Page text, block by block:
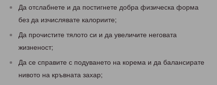
Да отслабнете и да постигнете добра физическа форма
без да изчислявате калориите;
Да прочистите тялото си и да увеличите неговата
жизненост;
Да се справите с подуването на корема и да балансирате
нивото на кръвната захар;